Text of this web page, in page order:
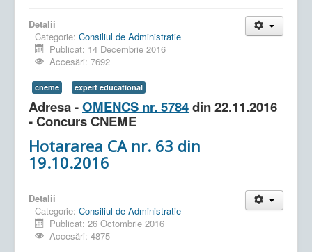
Detalii
Categorie: Consiliul de Administratie
Publicat: 14 Decembrie 2016
Accesări: 7692
cneme expert educational
Adresa -OMENCS nr. 5784din 22.11.2016
- Concurs CNEME
Hotararea CA nr. 63 din
19.10.2016
Detalii
Categorie: Consiliul de Administratie
Publicat: 26 Octombrie 2016
Accesări: 4875